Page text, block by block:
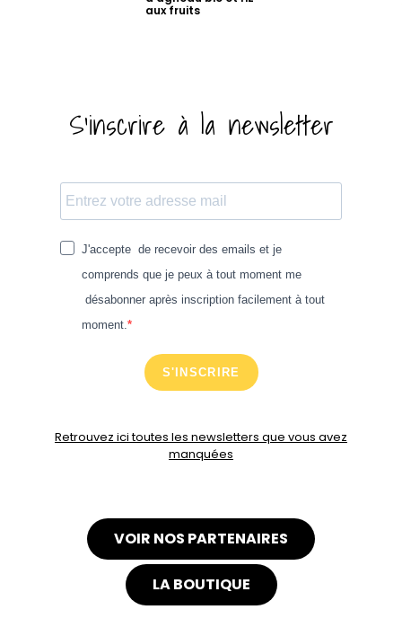
aux fruits
S'inscrire à la newsletter
J'accepte de recevoir des emails et je
comprends que je peux à tout moment me
désabonner après inscription facilement à tout
moment.
S'INSCRIRE
Retrouvez ici toutes les newsletters que vous avez
manquées
VOIR NOS PARTENAIRES
LA BOUTIQUE